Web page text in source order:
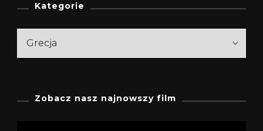
Kategorie
Kategorie
Zobacz nasz najnowszy film